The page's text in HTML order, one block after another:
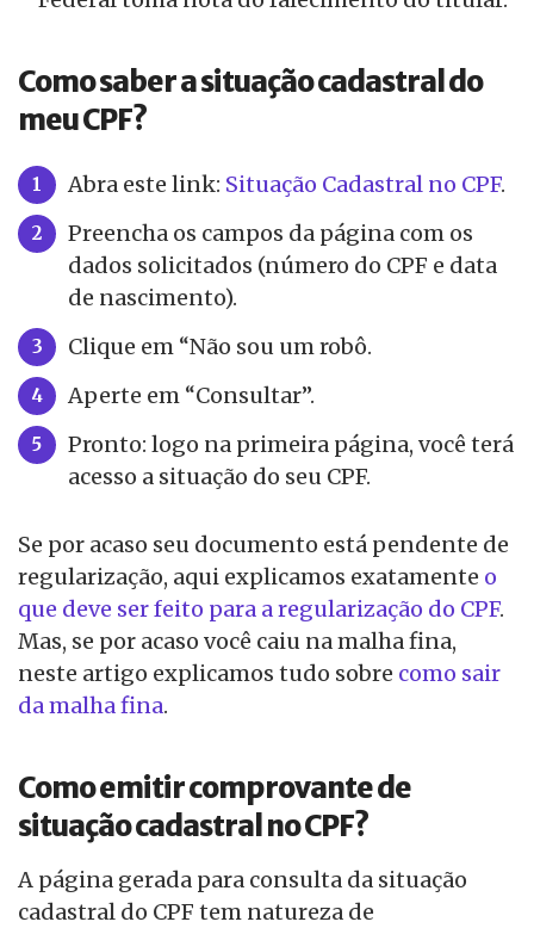
Como saber a situação cadastral do
meu CPF?
Abra este link: Situação Cadastral no CPF.
Preencha os campos da página com os
dados solicitados (número do CPF e data
de nascimento).
Clique em “Não sou um robô.
Aperte em “Consultar”.
Pronto: logo na primeira página, você terá
acesso a situação do seu CPF.
Se por acaso seu documento está pendente de
regularização, aqui explicamos exatamente o
que deve ser feito para a regularização do CPF.
Mas, se por acaso você caiu na malha fina,
neste artigo explicamos tudo sobre como sair
da malha fina.
Como emitir comprovante de
situação cadastral no CPF?
A página gerada para consulta da situação
cadastral do CPF tem natureza de